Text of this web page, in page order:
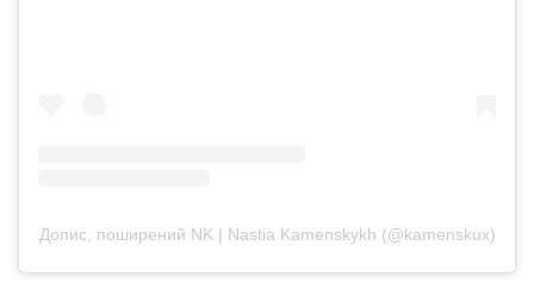
Допис, поширений NK | Nastia Kamenskykh (@kamenskux)